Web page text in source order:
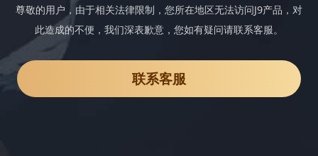
尊敬的用户，由于相关法律限制，您所在地区无法访问J9产品，对
此造成的不便，我们深表歉意，您如有疑问请联系客服。
联系客服